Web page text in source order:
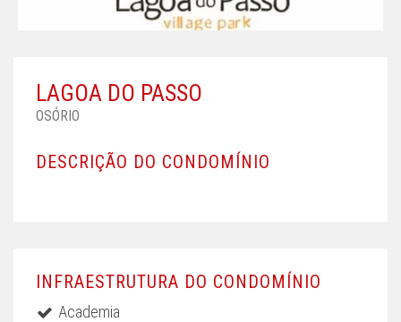
LAGOA DO PASSO
OSÓRIO
DESCRIÇÃO DO CONDOMÍNIO
INFRAESTRUTURA DO CONDOMÍNIO
Academia